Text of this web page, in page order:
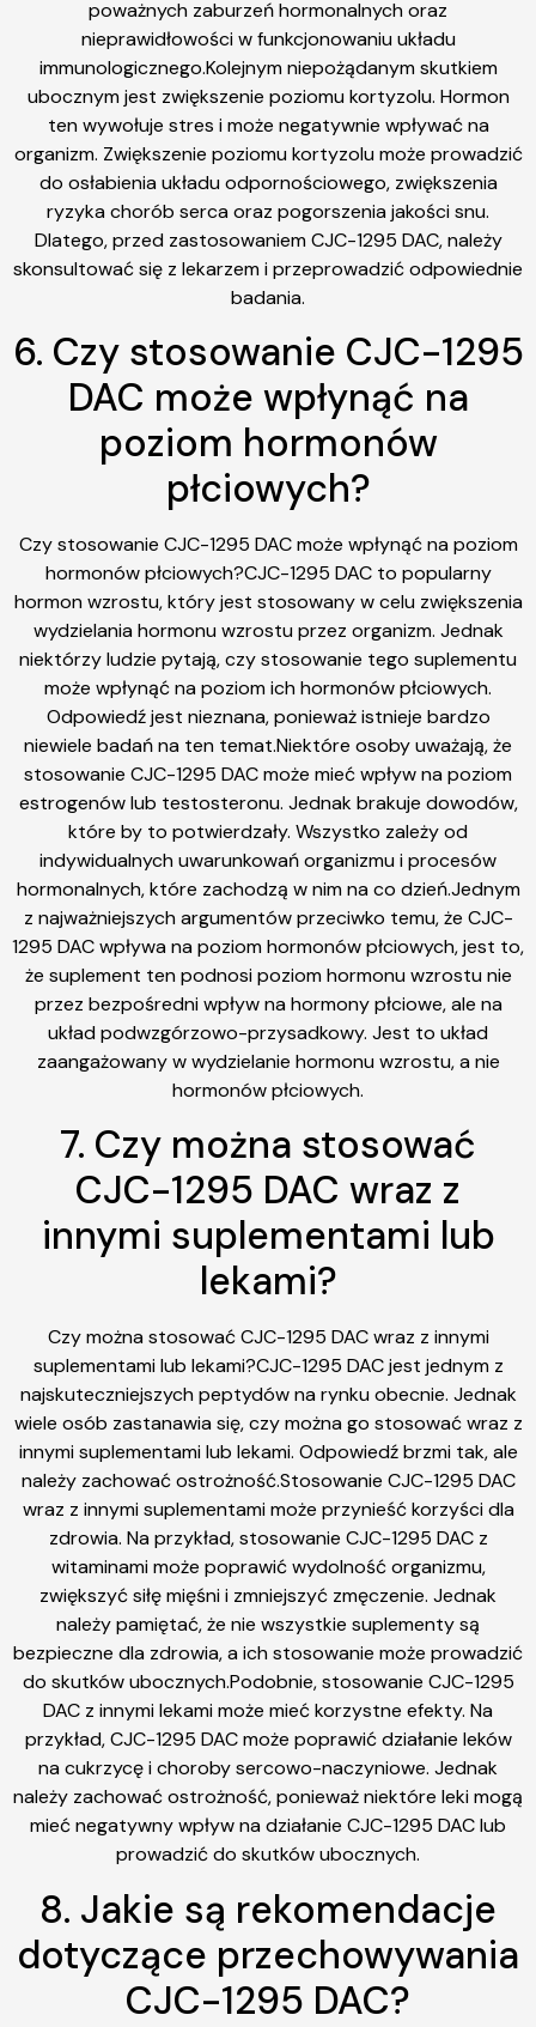
poważnych zaburzeń hormonalnych oraz
nieprawidłowości w funkcjonowaniu układu
immunologicznego.Kolejnym niepożądanym skutkiem
ubocznym jest zwiększenie poziomu kortyzolu. Hormon
ten wywołuje stres i może negatywnie wpływać na
organizm. Zwiększenie poziomu kortyzolu może prowadzić
do osłabienia układu odpornościowego, zwiększenia
ryzyka chorób serca oraz pogorszenia jakości snu.
Dlatego, przed zastosowaniem CJC-1295 DAC, należy
skonsultować się z lekarzem i przeprowadzić odpowiednie
badania.
6. Czy stosowanie CJC-1295
DAC może wpłynąć na
poziom hormonów
płciowych?
Czy stosowanie CJC-1295 DAC może wpłynąć na poziom
hormonów płciowych?CJC-1295 DAC to popularny
hormon wzrostu, który jest stosowany w celu zwiększenia
wydzielania hormonu wzrostu przez organizm. Jednak
niektórzy ludzie pytają, czy stosowanie tego suplementu
może wpłynąć na poziom ich hormonów płciowych.
Odpowiedź jest nieznana, ponieważ istnieje bardzo
niewiele badań na ten temat.Niektóre osoby uważają, że
stosowanie CJC-1295 DAC może mieć wpływ na poziom
estrogenów lub testosteronu. Jednak brakuje dowodów,
które by to potwierdzały. Wszystko zależy od
indywidualnych uwarunkowań organizmu i procesów
hormonalnych, które zachodzą w nim na co dzień.Jednym
z najważniejszych argumentów przeciwko temu, że CJC-
1295 DAC wpływa na poziom hormonów płciowych, jest to,
że suplement ten podnosi poziom hormonu wzrostu nie
przez bezpośredni wpływ na hormony płciowe, ale na
układ podwzgórzowo-przysadkowy. Jest to układ
zaangażowany w wydzielanie hormonu wzrostu, a nie
hormonów płciowych.
7. Czy można stosować
CJC-1295 DAC wraz z
innymi suplementami lub
lekami?
Czy można stosować CJC-1295 DAC wraz z innymi
suplementami lub lekami?CJC-1295 DAC jest jednym z
najskuteczniejszych peptydów na rynku obecnie. Jednak
wiele osób zastanawia się, czy można go stosować wraz z
innymi suplementami lub lekami. Odpowiedź brzmi tak, ale
należy zachować ostrożność.Stosowanie CJC-1295 DAC
wraz z innymi suplementami może przynieść korzyści dla
zdrowia. Na przykład, stosowanie CJC-1295 DAC z
witaminami może poprawić wydolność organizmu,
zwiększyć siłę mięśni i zmniejszyć zmęczenie. Jednak
należy pamiętać, że nie wszystkie suplementy są
bezpieczne dla zdrowia, a ich stosowanie może prowadzić
do skutków ubocznych.Podobnie, stosowanie CJC-1295
DAC z innymi lekami może mieć korzystne efekty. Na
przykład, CJC-1295 DAC może poprawić działanie leków
na cukrzycę i choroby sercowo-naczyniowe. Jednak
należy zachować ostrożność, ponieważ niektóre leki mogą
mieć negatywny wpływ na działanie CJC-1295 DAC lub
prowadzić do skutków ubocznych.
8. Jakie są rekomendacje
dotyczące przechowywania
CJC-1295 DAC?